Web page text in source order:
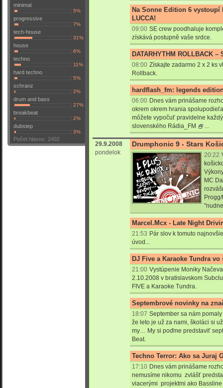
minimal
5%
progressive
7%
tech-house
31%
house
6%
techno
11%
hard techno
5%
schranz
2%
drum and bass
27%
breakbeat
2%
dubstep
3%
Počet hlasov: 2492
Na Sonne Edition 6
LUCCA!
09:00 SE crew poodhaluje
získává postupně vaše srdce.
DATARHYTHM ROLLBACK
08:00 Získajte zadarmo 2 x 2 ks
Rollback.
hardflash_fm: legends
06:00 Dnes vám prinášame
okrem okrem hrania
môžete vypočuť pravidelne
slovenského Rádia_FM ...
29.9.2008
pondelok
Drumphonic 9 - Stars
20:22
MC
Marcel.Mcx - Late Night
21:53 Pár slov k tomuto
úvod...
DJ Five a Karaoke Tundra
21:00 Vystúpenie Moniky
2.10.2008 v bratislavskom
FIVE a Karaoke Tundra.
Septembrové novinky na
18:07 September sa nám
že leto je už za nami, školáci si
my… My si poďme predstaviť
Beat.
Techno Terror: Ako sa Juraj
17:10 Dnes vám prinášame
nemusíme nikomu zvlášť
viacerými projektmi ako